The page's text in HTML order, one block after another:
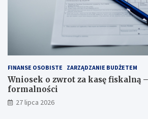
FINANSE OSOBISTE ZARZĄDZANIE BUDŻETEM
Wniosek o zwrot za kasę fiskalną
formalności
27 lipca 2026